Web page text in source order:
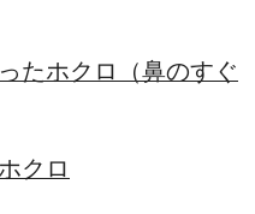
たホクロ（鼻のすぐ
クロ